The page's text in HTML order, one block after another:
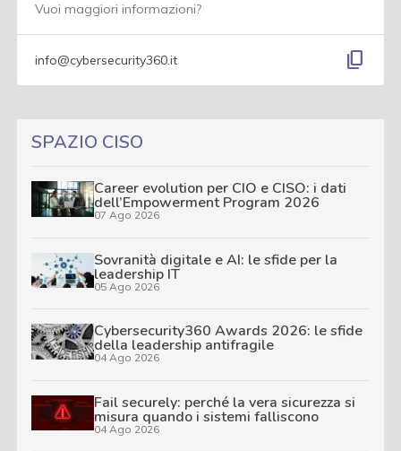
Vuoi maggiori informazioni?
info@cybersecurity360.it content_copy
SPAZIO CISO
Career evolution per CIO e CISO: i dati
dell’Empowerment Program 2026
07 Ago 2026
Sovranità digitale e AI: le sfide per la
leadership IT
05 Ago 2026
Cybersecurity360 Awards 2026: le sfide
della leadership antifragile
04 Ago 2026
Fail securely: perché la vera sicurezza si
misura quando i sistemi falliscono
04 Ago 2026